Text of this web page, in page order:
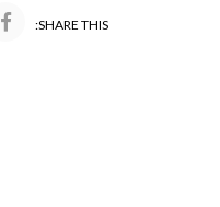
SHARE THIS: